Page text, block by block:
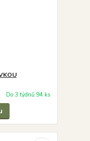
Do 3 týdnů 94 ks